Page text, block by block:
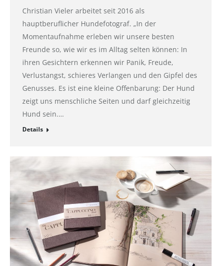
Christian Vieler arbeitet seit 2016 als
hauptberuflicher Hundefotograf. „In der
Momentaufnahme erleben wir unsere besten
Freunde so, wie wir es im Alltag selten können: In
ihren Gesichtern erkennen wir Panik, Freude,
Verlustangst, schieres Verlangen und den Gipfel des
Genusses. Es ist eine kleine Offenbarung: Der Hund
zeigt uns menschliche Seiten und darf gleichzeitig
Hund sein.…
Details